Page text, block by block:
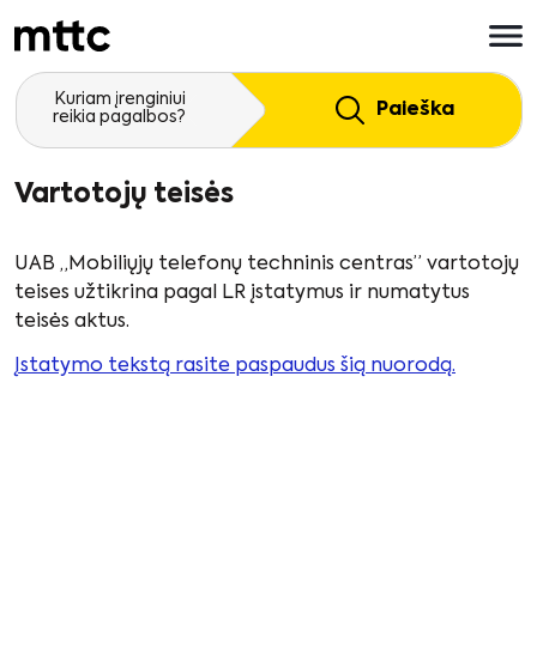
prie
pagrindinio
turinioKuriam įrenginiui
reikia pagalbos?
Paieška
Vartotojų teisės
UAB „Mobiliųjų telefonų techninis centras” vartotojų
teises užtikrina pagal LR įstatymus ir numatytus
teisės aktus.
Įstatymo tekstą rasite paspaudus šią nuorodą.